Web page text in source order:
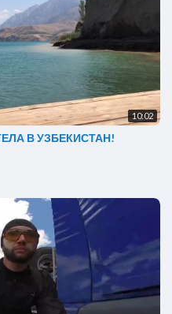
10:02
В УЗБЕКИСТАН!